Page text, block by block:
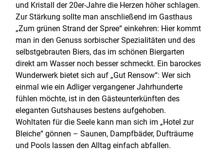
und Kristall der 20er-Jahre die Herzen höher schlagen.
Zur Stärkung sollte man anschließend im Gasthaus
„Zum grünen Strand der Spree“ einkehren: Hier kommt
man in den Genuss sorbischer Spezialitäten und des
selbstgebrauten Biers, das im schönen Biergarten
direkt am Wasser noch besser schmeckt. Ein barockes
Wunderwerk bietet sich auf „Gut Rensow“: Wer sich
einmal wie ein Adliger vergangener Jahrhunderte
fühlen möchte, ist in den Gästeunterkünften des
eleganten Gutshauses bestens aufgehoben.
Wohltaten für die Seele kann man sich im „Hotel zur
Bleiche“ gönnen – Saunen, Dampfbäder, Dufträume
und Pools lassen den Alltag einfach abfallen.